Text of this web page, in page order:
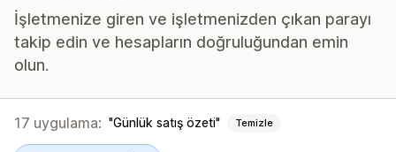
İşletmenize giren ve işletmenizden çıkan parayı
takip edin ve hesapların doğruluğundan emin
olun.
17 uygulama: Günlük satış özeti Temizle